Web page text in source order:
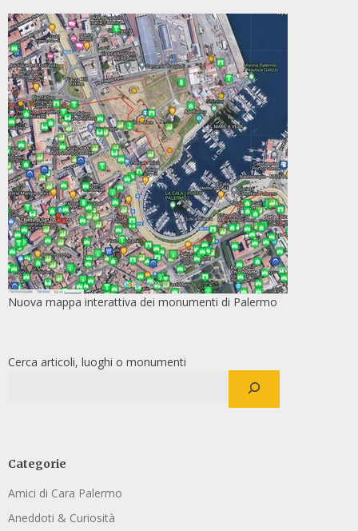
Nuova mappa interattiva dei monumenti di Palermo
Cerca articoli, luoghi o monumenti
Categorie
Amici di Cara Palermo
Aneddoti & Curiosità